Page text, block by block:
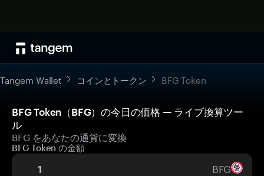
Tangem Wallet コインとトークン BFG Token
BFG Token（BFG）の今日の価格 — ライブ換算ツー
ル
BFG をあなたの通貨に変換
BFG Token の金額
BFG